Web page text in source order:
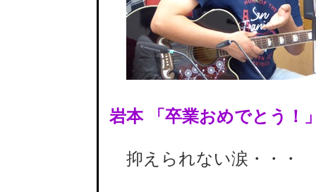
岩本 「卒業おめでとう！
抑えられない涙・・・